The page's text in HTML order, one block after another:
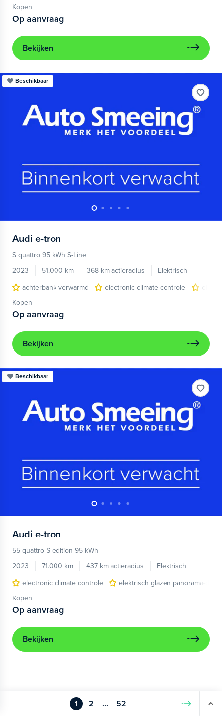
Kopen
Op aanvraag
Bekijken
Beschikbaar
Audi e-tron
S quattro 95 kWh S-Line
2023
51.000 km 368 km actieradius
Elektrisch
achterbank verwarmd
electronic climate controle
Kopen
Op aanvraag
Bekijken
Beschikbaar
Audi e-tron
55 quattro S edition 95 kWh
2023
71.000 km 437 km actieradius
Elektrisch
electronic climate controle
elektrisch glazen panorama-dak
Kopen
Op aanvraag
Bekijken
1 2 ... 52 Volgende